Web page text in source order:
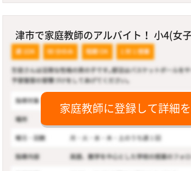
津市で家庭教師のアルバイト！ 小4(女
家庭教師に登録して詳細